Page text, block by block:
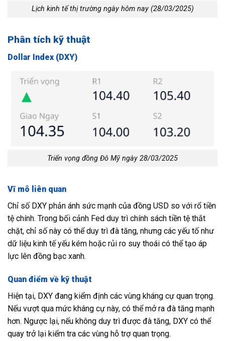
Lịch kinh tế thị trường ngày hôm nay (28/03/2025)
Phân tích kỹ thuật
Dollar Index (DXY)
Triển vọng đồng Đô Mỹ ngày 28/03/2025
Vĩ mô liên quan
Chỉ số DXY phản ánh sức mạnh của đồng USD so với rổ tiền
tệ chính. Trong bối cảnh Fed duy trì chính sách tiền tệ thắt
chặt, chỉ số này có thể duy trì đà tăng, nhưng các yếu tố như
dữ liệu kinh tế yếu kém hoặc rủi ro suy thoái có thể tạo áp
lực lên đồng bạc xanh.
Quan điểm về kỹ thuật
Hiện tại, DXY đang kiểm định các vùng kháng cự quan trọng.
Nếu vượt qua mức kháng cự này, có thể mở ra đà tăng mạnh
hơn. Ngược lại, nếu không duy trì được đà tăng, DXY có thể
quay trở lại kiểm tra các vùng hỗ trợ quan trọng.